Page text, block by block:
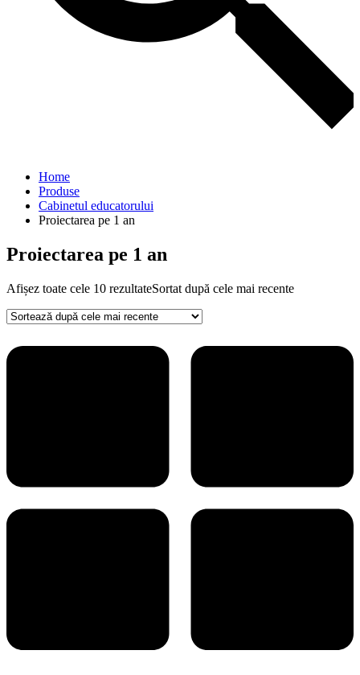
Home
Produse
Cabinetul educatorului
Proiectarea pe 1 an
Proiectarea pe 1 an
Afișez toate cele 10 rezultateSortat după cele mai recente